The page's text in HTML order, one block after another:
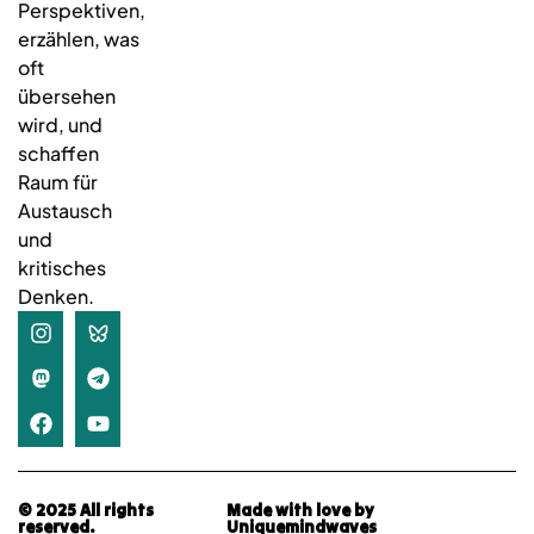
Perspektiven,
erzählen, was
oft
übersehen
wird, und
schaffen
Raum für
Austausch
und
kritisches
Denken.
© 2025 All rights
reserved.
Made with love by
Uniquemindwaves